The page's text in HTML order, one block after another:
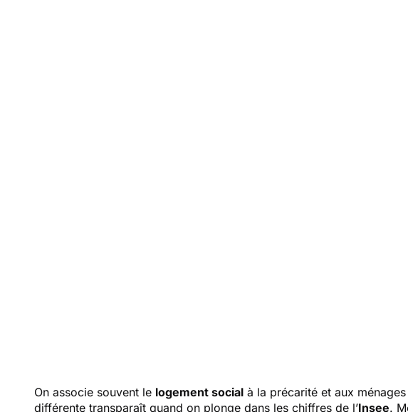
On associe souvent le logement social à la précarité et aux
différente transparaît quand on plonge dans les chiffres de l’Insee.